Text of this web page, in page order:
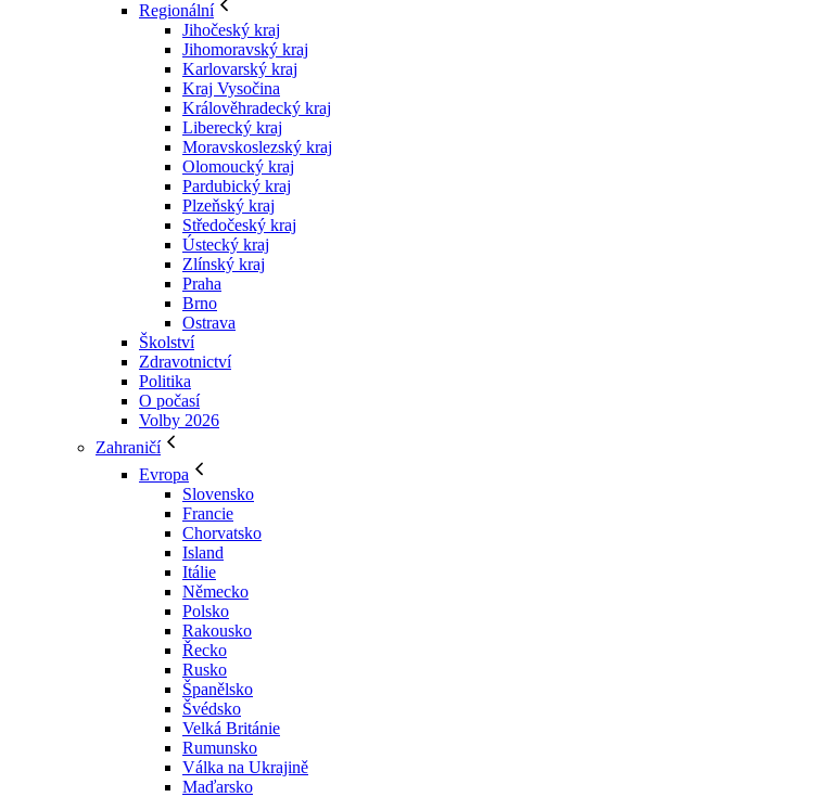
Regionální
Jihočeský kraj
Jihomoravský kraj
Karlovarský kraj
Kraj Vysočina
Králověhradecký kraj
Liberecký kraj
Moravskoslezský kraj
Olomoucký kraj
Pardubický kraj
Plzeňský kraj
Středočeský kraj
Ústecký kraj
Zlínský kraj
Praha
Brno
Ostrava
Školství
Zdravotnictví
Politika
O počasí
Volby 2026
Zahraničí
Evropa
Slovensko
Francie
Chorvatsko
Island
Itálie
Německo
Polsko
Rakousko
Řecko
Rusko
Španělsko
Švédsko
Velká Británie
Rumunsko
Válka na Ukrajině
Maďarsko